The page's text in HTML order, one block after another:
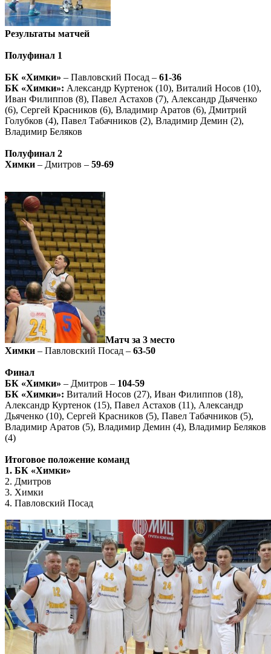
Результаты матчей
Полуфинал 1
БК «Химки» – Павловский Посад – 61-36
БК «Химки»: Александр Куртенок (10), Виталий Носов (10),
Иван Филиппов (8), Павел Астахов (7), Александр Дьяченко
(6), Сергей Красников (6), Владимир Аратов (6), Дмитрий
Голубков (4), Павел Табачников (2), Владимир Демин (2),
Владимир Беляков
Полуфинал 2
Химки – Дмитров – 59-69
Матч за 3 место
Химки – Павловский Посад – 63-50
Финал
БК «Химки» – Дмитров – 104-59
БК «Химки»: Виталий Носов (27), Иван Филиппов (18),
Александр Куртенок (15), Павел Астахов (11), Александр
Дьяченко (10), Сергей Красников (5), Павел Табачников (5),
Владимир Аратов (5), Владимир Демин (4), Владимир Беляков
(4)
Итоговое положение команд
1. БК «Химки»
2. Дмитров
3. Химки
4. Павловский Посад